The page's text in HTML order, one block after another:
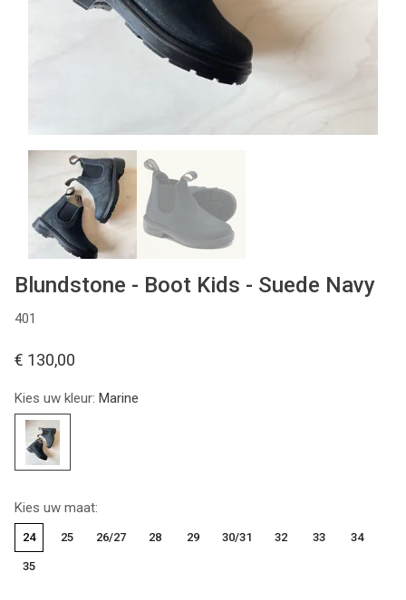
Over ons
Blundstone - Boot Kids - Suede Navy
401
€ 130,00
Kies uw kleur: Marine
Kies uw maat:
24 25 26/27 28 29 30/31 32 33 34
35